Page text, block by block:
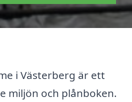
i Västerberg är ett
miljön och plånboken.